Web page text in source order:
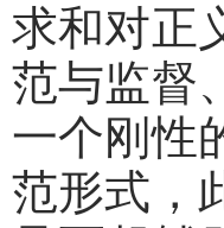
求和对正
范与监督
一个刚性
范形式，